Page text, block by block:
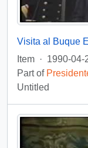
Visita al Buque
Item · 1990-04-
Part of
Untitled